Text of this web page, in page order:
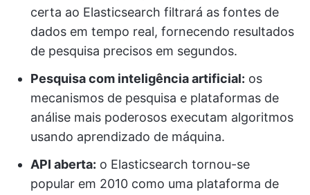
certa ao Elasticsearch filtrará as fontes de
dados em tempo real, fornecendo resultados
de pesquisa precisos em segundos.
Pesquisa com inteligência artificial: os
mecanismos de pesquisa e plataformas de
análise mais poderosos executam algoritmos
usando aprendizado de máquina.
API aberta: o Elasticsearch tornou-se
popular em 2010 como uma plataforma de